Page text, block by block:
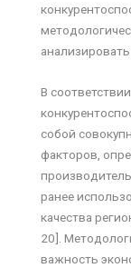
В
собой
факторов,
ранее
качества
20].
важность